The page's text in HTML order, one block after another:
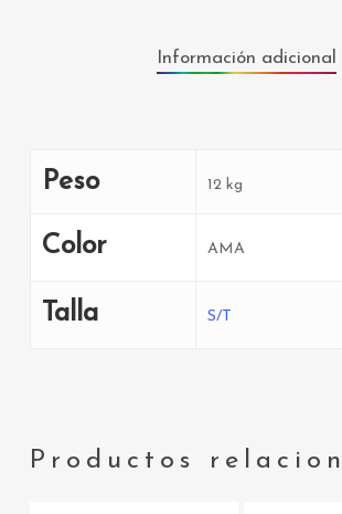
Información adicional
Peso 12 kg
Color AMA
Talla S/T
Productos